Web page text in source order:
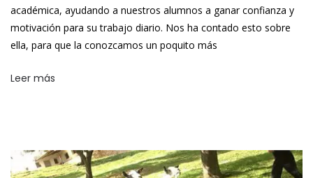
académica, ayudando a nuestros alumnos a ganar confianza y
motivación para su trabajo diario. Nos ha contado esto sobre
ella, para que la conozcamos un poquito más
Leer más